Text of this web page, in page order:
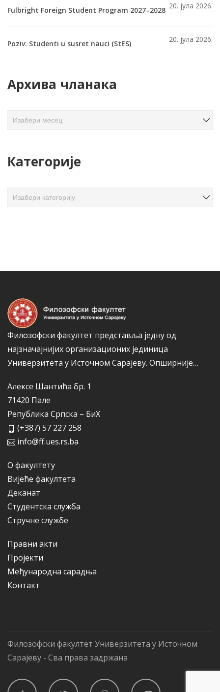
Fulbright Foreign Student Program 2027–2028 20. јула 2026.
Poziv: Studenti u susret nauci (StES) 20. јула 2026.
Архива чланака
в
Категорије
Филозофски факултет представља једну од
најзначајнијих организационих јединица
Универзитета у Источном Сарајеву. Опширније…
Алексе Шантића бр. 1
71420 Пале
Република Српска – БиХ
(+387) 57 227 258
info@ff.ues.rs.ba
О факултету
Вијеће факултета
Деканат
Студентска служба
Стручне службе
Правни акти
Пројекти
Међународна сарадња
Контакт
Филозофски факултет Универзитета у Источном
Сарајеву - Сва права задржана